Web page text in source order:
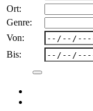
Ort:
Genre:
Von:
Bis: